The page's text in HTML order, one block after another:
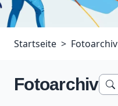
Startseite Fotoarchiv
Fotoarchiv